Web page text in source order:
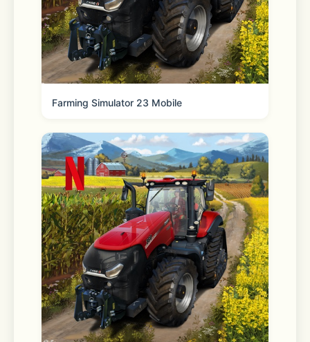
Scanner
reviews & more.
Pharmacy
Refill, transfer, manage and pick up
your family’s prescriptions. Plus,
schedule vaccinations, locate testing
sites and more.
Farming Simulator 23 Mobile